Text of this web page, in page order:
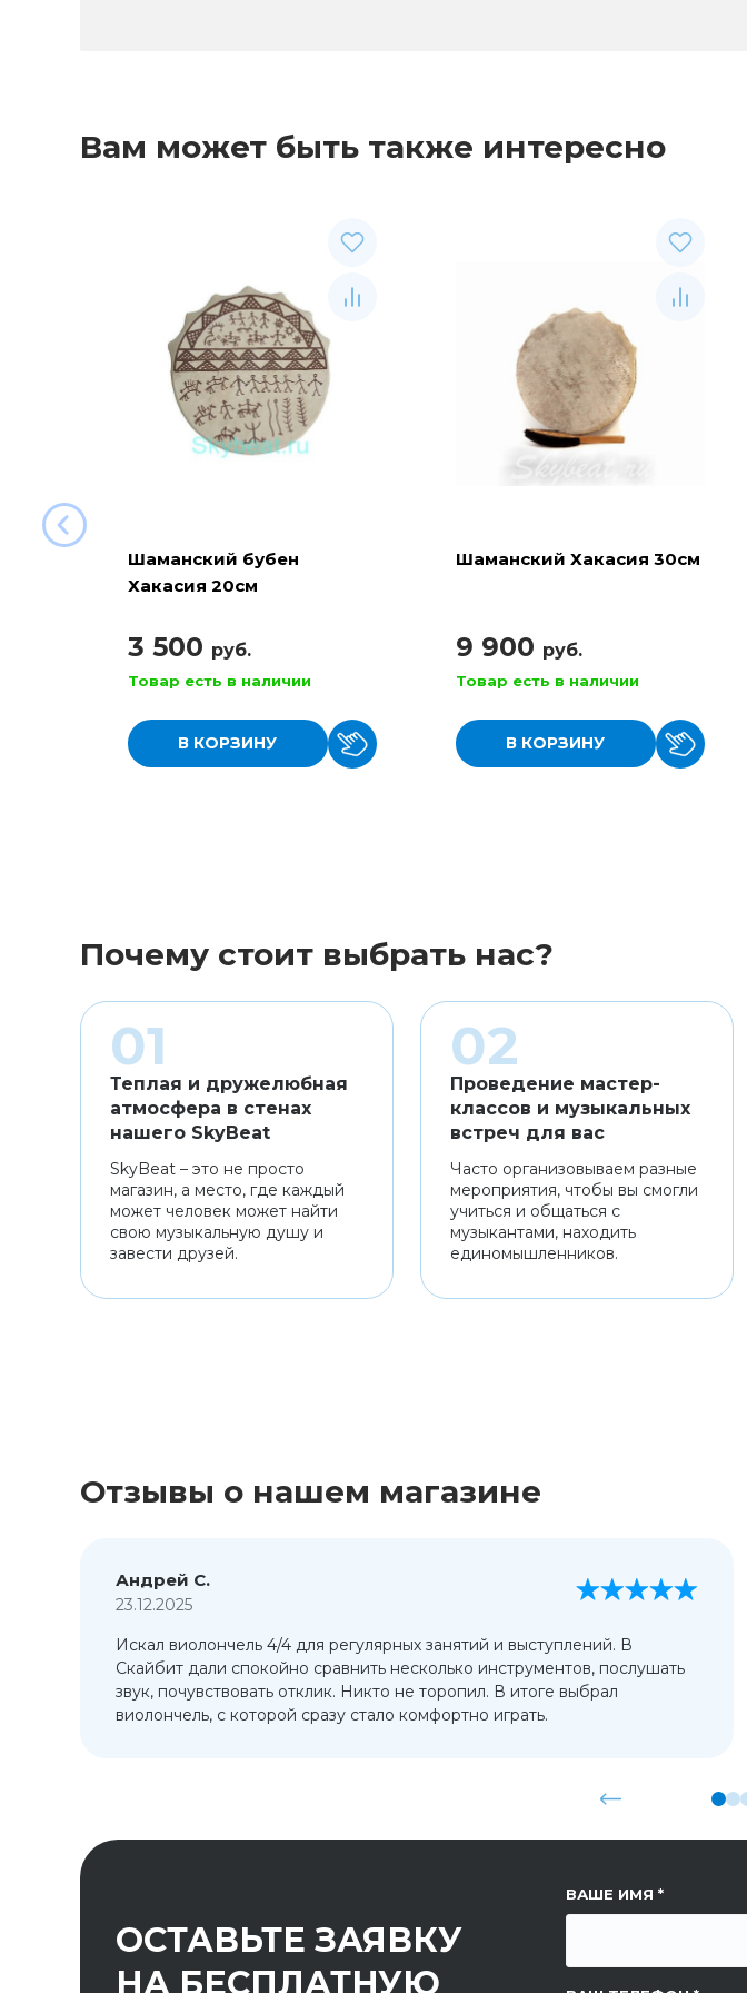
Вам может быть также интересно
Шаманский бубен
Хакасия 20см
3 500 руб.
Товар есть в наличии
В КОРЗИНУ
Шаманский Хакасия 30см
9 900 руб.
Товар есть в наличии
В КОРЗИНУ
Почему стоит выбрать нас?
Теплая и дружелюбная
атмосфера в стенах
нашего SkyBeat
SkyBeat – это не просто
магазин, а место, где каждый
может человек может найти
свою музыкальную душу и
завести друзей.
Проведение мастер-
классов и музыкальных
встреч для вас
Часто организовываем разные
мероприятия, чтобы вы смогли
учиться и общаться с
музыкантами, находить
единомышленников.
Отзывы о нашем магазине
Андрей С.
23.12.2025
Искал виолончель 4/4 для регулярных занятий и выступлений. В
Скайбит дали спокойно сравнить несколько инструментов, послушать
звук, почувствовать отклик. Никто не торопил. В итоге выбрал
виолончель, с которой сразу стало комфортно играть.
ОСТАВЬТЕ ЗАЯВКУ
НА БЕСПЛАТНУЮ
ВАШЕ ИМЯ
ССЫЛКА НА СТРАНИЦУ